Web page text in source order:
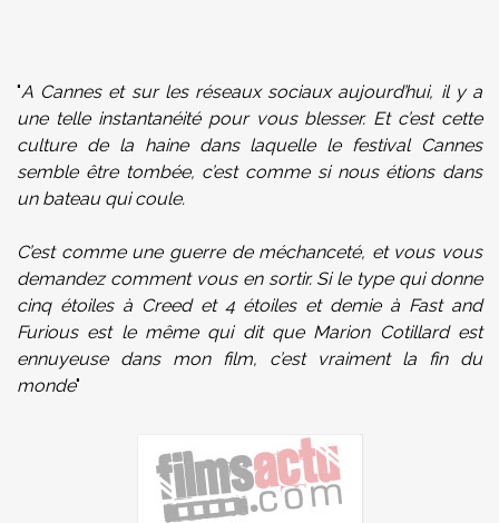
"A Cannes et sur les réseaux sociaux aujourd’hui, il y a
une telle instantanéité pour vous blesser. Et c’est cette
culture de la haine dans laquelle le festival Cannes
semble être tombée, c’est comme si nous étions dans
un bateau qui coule.
C’est comme une guerre de méchanceté, et vous vous
demandez comment vous en sortir. Si le type qui donne
cinq étoiles à Creed et 4 étoiles et demie à Fast and
Furious est le même qui dit que Marion Cotillard est
ennuyeuse dans mon film, c’est vraiment la fin du
monde"